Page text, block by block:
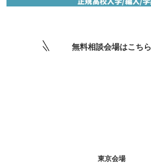
無料相談会場はこちら
東京会場